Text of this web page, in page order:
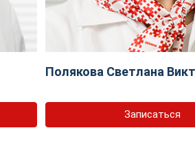
Полякова Светлана
Записаться